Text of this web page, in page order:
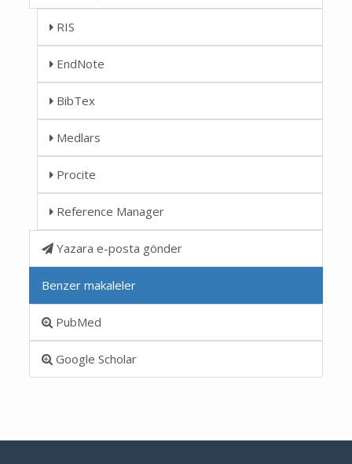
RIS
EndNote
BibTex
Medlars
Procite
Reference Manager
Yazara e-posta gönder
Benzer makaleler
PubMed
Google Scholar